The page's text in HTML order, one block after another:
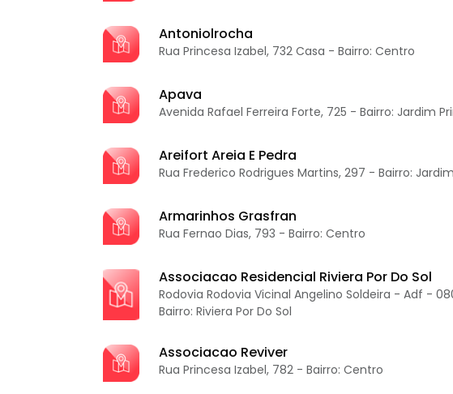
Antoniolrocha
Rua Princesa Izabel, 732 Casa - Bairro: Centro
Apava
Avenida Rafael Ferreira Forte, 725 - Bairro: Jardim
Areifort Areia E Pedra
Rua Frederico Rodrigues Martins, 297 - Bairro:
Armarinhos Grasfran
Rua Fernao Dias, 793 - Bairro: Centro
Associacao Residencial Riviera Por Do Sol
Rodovia Rodovia Vicinal Angelino Soldeira - Adf -
Bairro: Riviera Por Do Sol
Associacao Reviver
Rua Princesa Izabel, 782 - Bairro: Centro